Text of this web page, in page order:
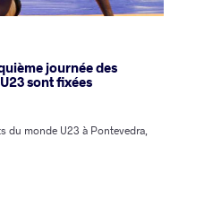
journée des
sont fixées
du monde U23 à Pontevedra,